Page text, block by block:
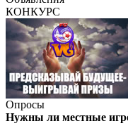
КОНКУРС
Опросы
Нужны ли местные